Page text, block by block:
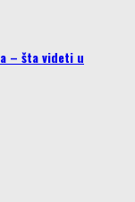
– šta videti u